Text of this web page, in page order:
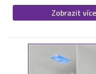
Zobrazit